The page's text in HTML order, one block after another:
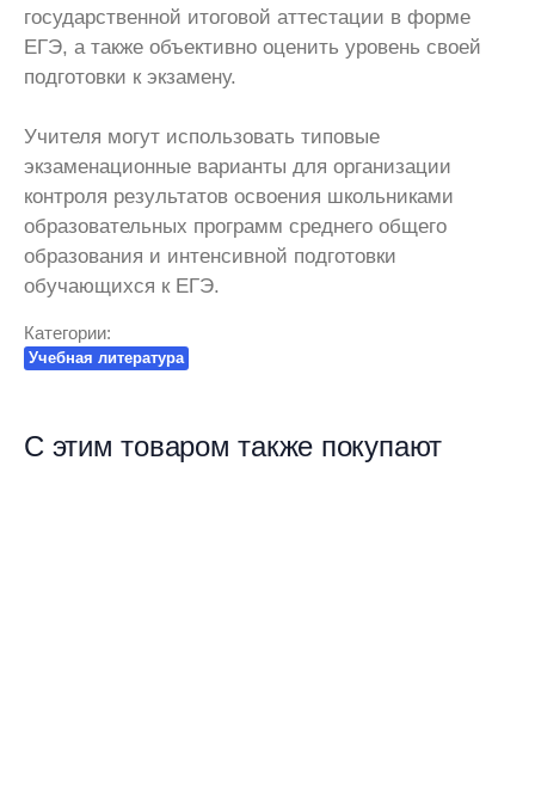
государственной итоговой аттестации в форме
ЕГЭ, а также объективно оценить уровень своей
подготовки к экзамену.
Учителя могут использовать типовые
экзаменационные варианты для организации
контроля результатов освоения школьниками
образовательных программ среднего общего
образования и интенсивной подготовки
обучающихся к ЕГЭ.
Категории:
Учебная литература
С этим товаром также покупают